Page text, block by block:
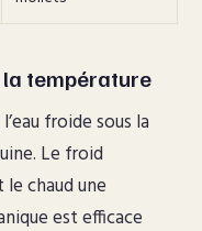
la température
froide sous la
Le froid
chaud une
est efficace